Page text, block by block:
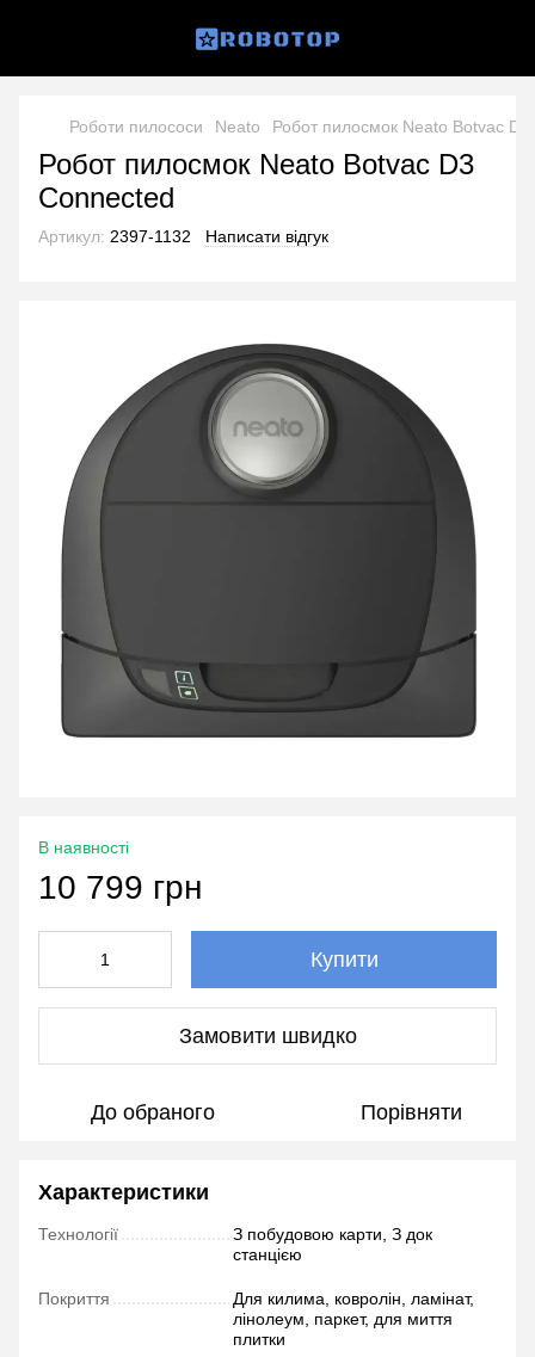
Роботи пилососи Neato Робот пилосмок Neato Botvac
Робот пилосмок Neato Botvac D3
Connected
Артикул: 2397-1132 Написати відгук
В наявності
10 799 грн
Купити
Замовити швидко
До обраного Порівняти
Характеристики
Технології
З побудовою карти, З док
станцією
Покриття
Для килима, ковролін, ламінат,
лінолеум, паркет, для миття
плитки